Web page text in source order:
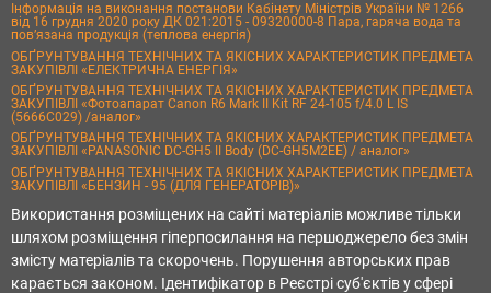
Інформація на виконання постанови Кабінету Міністрів України № 1266
від 16 грудня 2020 року ДК 021:2015 - 09320000-8 Пара, гаряча вода та
пов’язана продукція (теплова енергія)
ОБҐРУНТУВАННЯ ТЕХНІЧНИХ ТА ЯКІСНИХ ХАРАКТЕРИСТИК ПРЕДМЕТА
ЗАКУПІВЛІ «ЕЛЕКТРИЧНА ЕНЕРГІЯ»
ОБҐРУНТУВАННЯ ТЕХНІЧНИХ ТА ЯКІСНИХ ХАРАКТЕРИСТИК ПРЕДМЕТА
ЗАКУПІВЛІ «Фотоапарат Canon R6 Mark II Kit RF 24-105 f/4.0 L IS
(5666C029) /аналог»
ОБҐРУНТУВАННЯ ТЕХНІЧНИХ ТА ЯКІСНИХ ХАРАКТЕРИСТИК ПРЕДМЕТА
ЗАКУПІВЛІ «PANASONIC DC-GH5 II Body (DC-GH5M2EE) / аналог»
ОБҐРУНТУВАННЯ ТЕХНІЧНИХ ТА ЯКІСНИХ ХАРАКТЕРИСТИК ПРЕДМЕТА
ЗАКУПІВЛІ «БЕНЗИН - 95 (ДЛЯ ГЕНЕРАТОРІВ)»
Використання розміщених на сайті матеріалів можливе тільки
шляхом розміщення гіперпосилання на першоджерело без змін
змісту матеріалів та скорочень. Порушення авторських прав
карається законом. Ідентифікатор в Реєстрі суб'єктів у сфері